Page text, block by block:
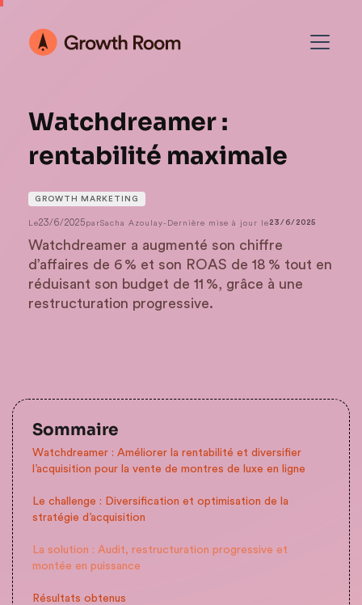
Watchdreamer :
rentabilité maximale
GROWTH MARKETING
Le23/6/2025parSacha Azoulay- Dernière mise à jour le 23/6/2025
Watchdreamer a augmenté son chiffre
d’affaires de 6 % et son ROAS de 18 % tout en
réduisant son budget de 11 %, grâce à une
restructuration progressive.
Sommaire
Watchdreamer : Améliorer la rentabilité et diversifier
l’acquisition pour la vente de montres de luxe en ligne
Le challenge : Diversification et optimisation de la
stratégie d’acquisition
La solution : Audit, restructuration progressive et
montée en puissance
Résultats obtenus